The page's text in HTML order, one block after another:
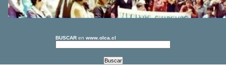
BUSCAR en www.olca.cl